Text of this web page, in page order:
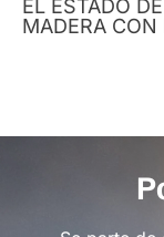
EL ESTADO
MADERA CON